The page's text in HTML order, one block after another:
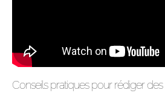
Conseils pratiques pour rédiger